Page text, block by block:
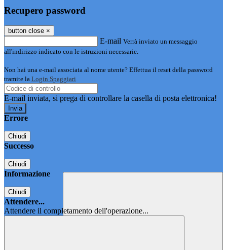
Recupero password
button close ×
E-mail Verrà inviato un messaggio
all'indirizzo indicato con le istruzioni necessarie.
Non hai una e-mail associata al nome utente? Effettua il reset della password
tramite la Login Spaggiari
E-mail inviata, si prega di controllare la casella di posta elettronica!
Errore
Chiudi
Successo
Chiudi
Informazione
Chiudi
Attendere...
Attendere il completamento dell'operazione...